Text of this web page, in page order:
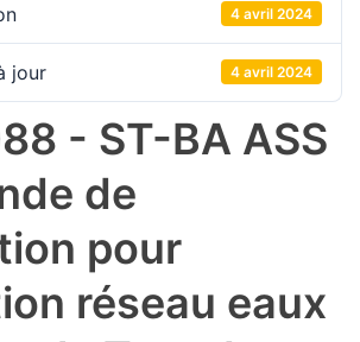
4 avril 2024
jour 4 avril 2024
- ST-BA ASS
de
pour
réseau eaux